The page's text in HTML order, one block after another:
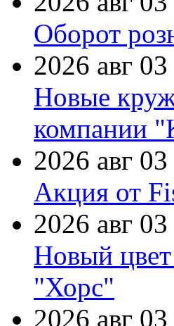
Оборот
2026 авг 03
Новые
компании
2026 авг 03
Акция от
2026 авг 03
Новый
"Хорс"
2026 авг 03